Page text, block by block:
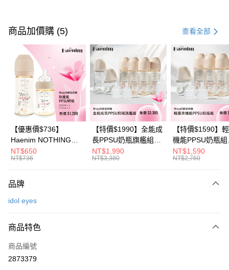
信用卡一次付款
信用卡分期付款
3 期 0 利率 每期 NT$296 21家銀行
合作金庫商業銀行
第一商業銀行
華南商業銀行
彰化商業銀行
上海商業儲蓄銀行
台北富邦商業銀行
國泰世華商業銀行
兆豐國際商業銀行
臺灣中小企業銀行
台中商業銀行
匯豐（台灣）商業銀行
華泰商業銀行
遠東國際商業銀行
元大商業銀行
台灣樂天信用卡公司
6 期 0 利率 每期NT$148 21家銀行
合作金庫商業銀行
第一商業銀行
華南商業銀行
彰化商業銀行
上海商業儲蓄銀行
台北富邦商業銀行
國泰世華商業銀行
兆豐國際商業銀行
臺灣中小企業銀行
台中商業銀行
匯豐（台灣）商業銀行
華泰商業銀行
聯邦商業銀行
玉山商業銀行
台灣樂天信用卡公司
超商取貨付款
LINE Pay
Apple Pay
悠遊付
相關說明
1.本服務由台灣大哥大提供，台灣大哥大用戶可立即使用無須另外申請。
流程，驗證手機門號後，選擇欲分期的期數、繳款截止日，確認付款後即完
3.實際核准額度、可分期數及費用金額請依後續交易確認頁面所載為準。
AFTEE先享後付
【關於「AFTEE先享後付」】
AFTEE先享後付是「在收到商品之後才付款」的支付方式。 讓您購物簡單
ATM付款
商品加價購 (5) 查看全部
【優惠價$736】
Haenim NOTHING™
多合一PPSU防脹氣奶
瓶 2入組
NT$650
NT$736
【特價$1990】全能成
長PPSU奶瓶旗艦組
(PPSU奶瓶
250ml*4+玻璃奶瓶
NT$1,990
NT$3,380
【特價$1590】
機能PPSU奶瓶組
(PPSU奶瓶
250ml*4+玻璃奶
NT$1,590
NT$2,760
品牌
idol eyes
商品特色
商品編號
2873379